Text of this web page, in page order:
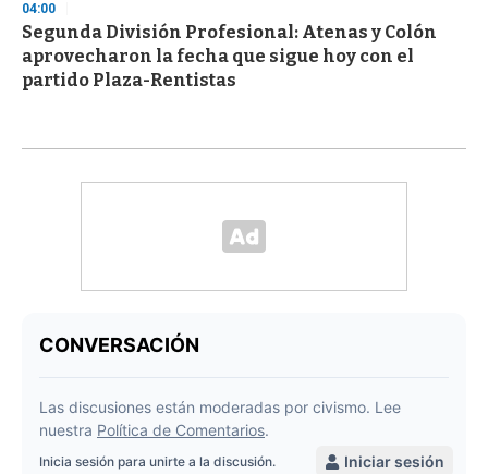
04:00
Segunda División Profesional: Atenas y Colón
aprovecharon la fecha que sigue hoy con el
partido Plaza-Rentistas